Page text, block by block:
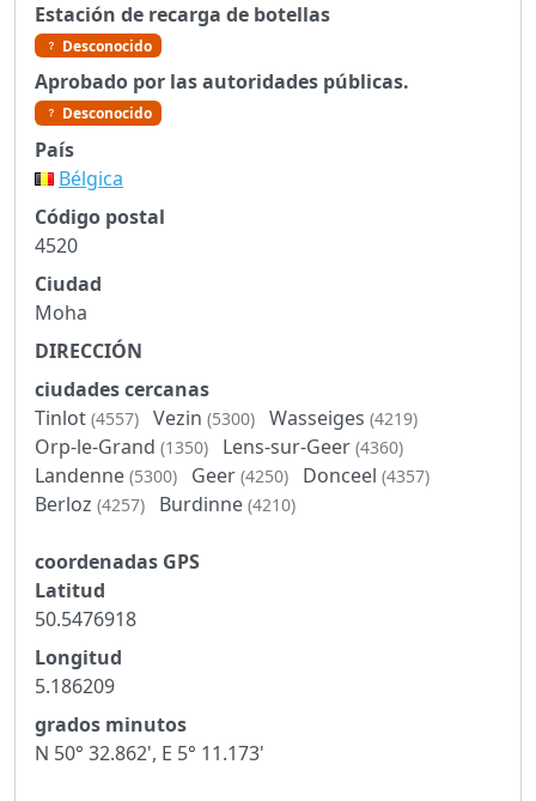
Estación de recarga de botellas
Desconocido
Aprobado por las autoridades públicas.
Desconocido
País
Bélgica
Código postal
4520
Ciudad
Moha
DIRECCIÓN
ciudades cercanas
Tinlot (4557) Vezin (5300) Wasseiges (4219)
Orp-le-Grand (1350) Lens-sur-Geer (4360)
Landenne (5300) Geer (4250) Donceel (4357)
Berloz (4257) Burdinne (4210)
coordenadas GPS
Latitud
50.5476918
Longitud
5.186209
grados minutos
N 50° 32.862', E 5° 11.173'